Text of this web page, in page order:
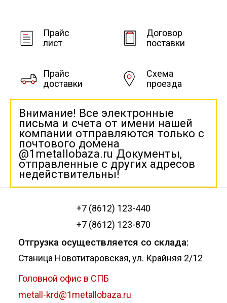
Прайс
лист
Договор
поставки
Прайс
доставки
Схема
проезда
Внимание! Все электронные
письма и счета от имени нашей
компании отправляются только с
почтового домена
@1metallobaza.ru Документы,
отправленные с других адресов
недействительны!
+7 (8612) 123-440
+7 (8612) 123-870
Отгрузка осуществляется со склада:
Станица Новотитаровская, ул. Крайняя 2/12
Головной офис в СПБ
metall-krd@1metallobaza.ru